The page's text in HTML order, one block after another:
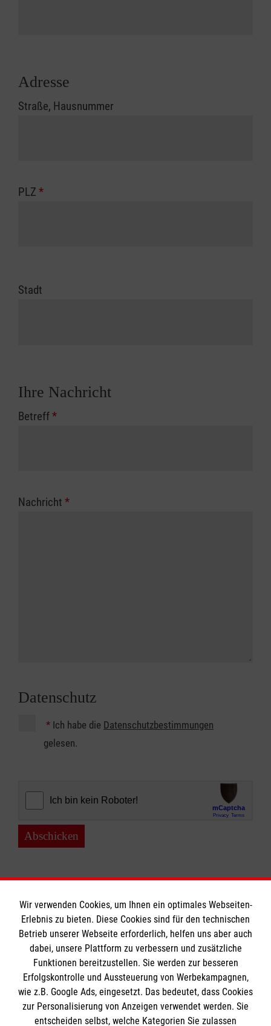
Adresse
Straße, Hausnummer
PLZ *
Stadt
Ihre Nachricht
Betreff*
Nachricht *
Datenschutz
* Ich habe die Datenschutzbestimmungen
gelesen.
Abschicken
Informationen
Impressum
Datenschutz
Kontakt
Die Malteser
Wir verwenden Cookies, um Ihnen ein optimales Webseiten-
Erlebnis zu bieten. Diese Cookies sind für den technischen
Betrieb unserer Webseite erforderlich, helfen uns aber auch
dabei, unsere Plattform zu verbessern und zusätzliche
Funktionen bereitzustellen. Sie werden zur besseren
Erfolgskontrolle und Aussteuerung von Werbekampagnen,
wie z.B. Google Ads, eingesetzt. Das bedeutet, dass Cookies
zur Personalisierung von Anzeigen verwendet werden. Sie
entscheiden selbst, welche Kategorien Sie zulassen